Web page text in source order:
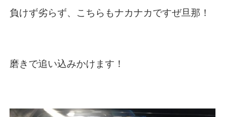
負けず劣らず、こちらもナカナカですぜ旦那！
磨きで追い込みかけます！